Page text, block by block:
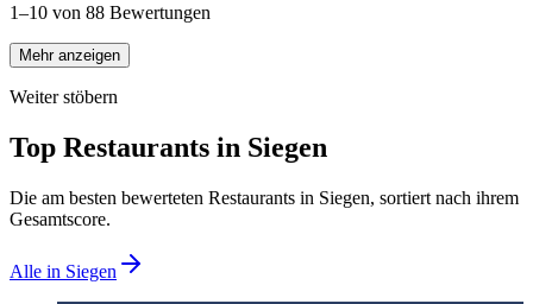
1–10 von 88 Bewertungen
Mehr anzeigen
Weiter stöbern
Top Restaurants in Siegen
Die am besten bewerteten Restaurants in Siegen, sortiert nach ihrem
Gesamtscore.
Alle in Siegen